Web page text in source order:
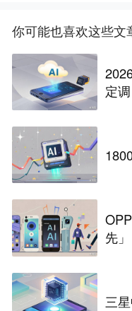
你可能也喜欢这些文
定
先
三